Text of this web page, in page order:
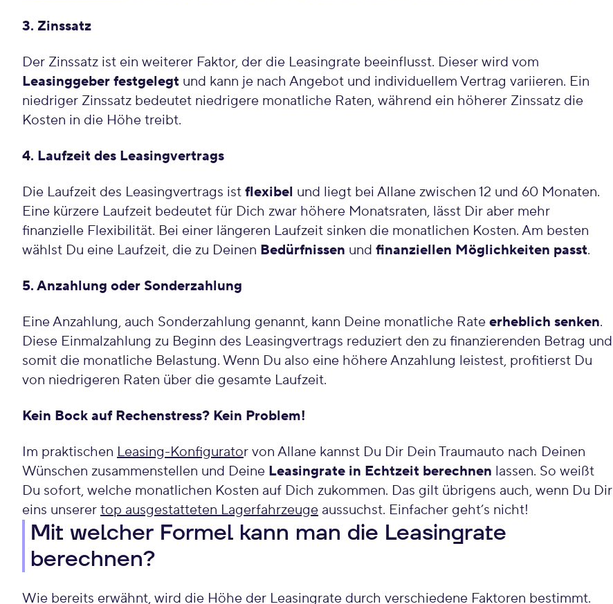
3. Zinssatz
Der Zinssatz ist ein weiterer Faktor, der die Leasingrate beeinflusst. Dieser wird vom
Leasinggeber festgelegt und kann je nach Angebot und individuellem Vertrag variieren. Ein
niedriger Zinssatz bedeutet niedrigere monatliche Raten, während ein höherer Zinssatz die
Kosten in die Höhe treibt.
4. Laufzeit des Leasingvertrags
Die Laufzeit des Leasingvertrags istflexibel und liegt bei Allane zwischen 12 und 60 Monaten.
Eine kürzere Laufzeit bedeutet für Dich zwar höhere Monatsraten, lässt Dir aber mehr
finanzielle Flexibilität. Bei einer längeren Laufzeit sinken die monatlichen Kosten. Am besten
wählst Du eine Laufzeit, die zu Deinen Bedürfnissen und finanziellen Möglichkeiten passt.
5. Anzahlung oder Sonderzahlung
Eine Anzahlung, auch Sonderzahlung genannt, kann Deine monatliche Rateerheblich senken.
Diese Einmalzahlung zu Beginn des Leasingvertrags reduziert den zu finanzierenden Betrag und
somit die monatliche Belastung. Wenn Du also eine höhere Anzahlung leistest, profitierst Du
von niedrigeren Raten über die gesamte Laufzeit.
Kein Bock auf Rechenstress? Kein Problem!
Im praktischen Leasing-Konfigurator von Allane kannst Du Dir Dein Traumauto nach Deinen
Wünschen zusammenstellen und Deine Leasingrate in Echtzeit berechnen lassen. So weißt
Du sofort, welche monatlichen Kosten auf Dich zukommen. Das gilt übrigens auch, wenn Du Dir
eins unserertop ausgestatteten Lagerfahrzeuge aussuchst. Einfacher geht’s nicht!
Mit welcher Formel kann man die Leasingrate
berechnen?
Wie bereits erwähnt, wird die Höhe der Leasingrate durch verschiedene Faktoren bestimmt.